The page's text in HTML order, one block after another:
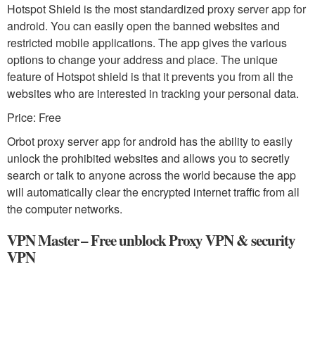
Hotspot Shield is the most standardized proxy server app for
android. You can easily open the banned websites and
restricted mobile applications. The app gives the various
options to change your address and place. The unique
feature of Hotspot shield is that it prevents you from all the
websites who are interested in tracking your personal data.
Price: Free
Orbot proxy server app for android has the ability to easily
unlock the prohibited websites and allows you to secretly
search or talk to anyone across the world because the app
will automatically clear the encrypted internet traffic from all
the computer networks.
VPN Master – Free unblock Proxy VPN & security
VPN